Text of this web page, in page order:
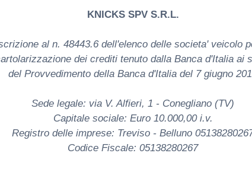
KNICKS SPV S.R.L.
al n. 48443.6 dell'elenco delle societa' veicolo
dei crediti tenuto dalla Banca d'Italia ai
del Provvedimento della Banca d'Italia del 7 giugno
Sede legale: via V. Alfieri, 1 - Conegliano (TV)
Capitale sociale: Euro 10.000,00 i.v.
Registro delle imprese: Treviso - Belluno
Codice Fiscale: 05138280267